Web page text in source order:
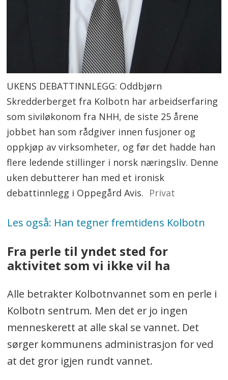
UKENS DEBATTINNLEGG: Oddbjørn
Skredderberget fra Kolbotn har arbeidserfaring
som siviløkonom fra NHH, de siste 25 årene
jobbet han som rådgiver innen fusjoner og
oppkjøp av virksomheter, og før det hadde han
flere ledende stillinger i norsk næringsliv. Denne
uken debutterer han med et ironisk
debattinnlegg i Oppegård Avis. Privat
Les også: Han tegner fremtidens Kolbotn
Fra perle til yndet sted for
aktivitet som vi ikke vil ha
Alle betrakter Kolbotnvannet som en perle i
Kolbotn sentrum. Men det er jo ingen
menneskerett at alle skal se vannet. Det
sørger kommunens administrasjon for ved
at det gror igjen rundt vannet.